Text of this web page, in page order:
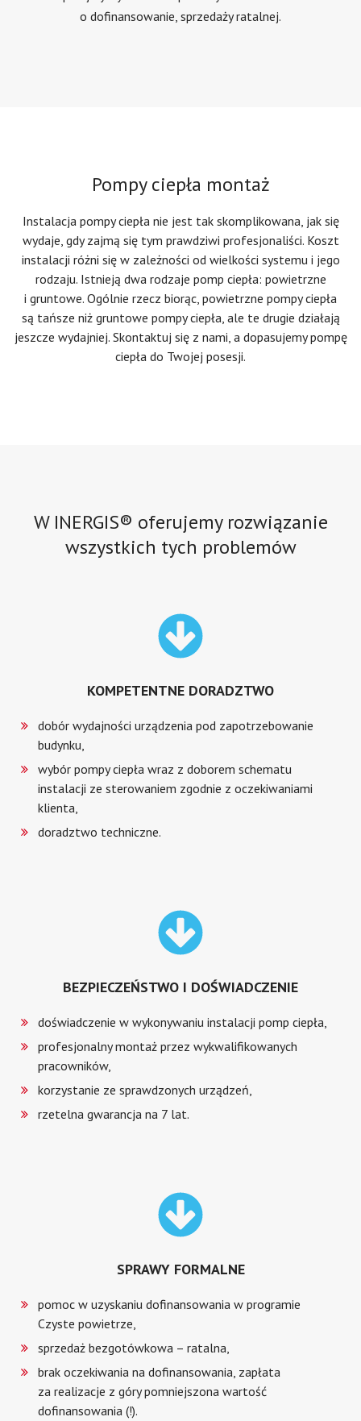
o dofinansowanie, sprzedaży ratalnej.
Pompy ciepła montaż
Instalacja pompy ciepła nie jest tak skomplikowana, jak się
wydaje, gdy zajmą się tym prawdziwi profesjonaliści. Koszt
instalacji różni się w zależności od wielkości systemu i jego
rodzaju. Istnieją dwa rodzaje pomp ciepła: powietrzne
i gruntowe. Ogólnie rzecz biorąc, powietrzne pompy ciepła
są tańsze niż gruntowe pompy ciepła, ale te drugie działają
jeszcze wydajniej. Skontaktuj się z nami, a dopasujemy pompę
ciepła do Twojej posesji.
W INERGIS® oferujemy rozwiązanie
wszystkich tych problemów
KOMPETENTNE DORADZTWO
dobór wydajności urządzenia pod zapotrzebowanie
budynku,
wybór pompy ciepła wraz z doborem schematu
instalacji ze sterowaniem zgodnie z oczekiwaniami
klienta,
doradztwo techniczne.
BEZPIECZEŃSTWO I DOŚWIADCZENIE
doświadczenie w wykonywaniu instalacji pomp ciepła,
profesjonalny montaż przez wykwalifikowanych
pracowników,
korzystanie ze sprawdzonych urządzeń,
rzetelna gwarancja na 7 lat.
SPRAWY FORMALNE
pomoc w uzyskaniu dofinansowania w programie
Czyste powietrze,
sprzedaż bezgotówkowa – ratalna,
brak oczekiwania na dofinansowania, zapłata
za realizacje z góry pomniejszona wartość
dofinansowania (!).